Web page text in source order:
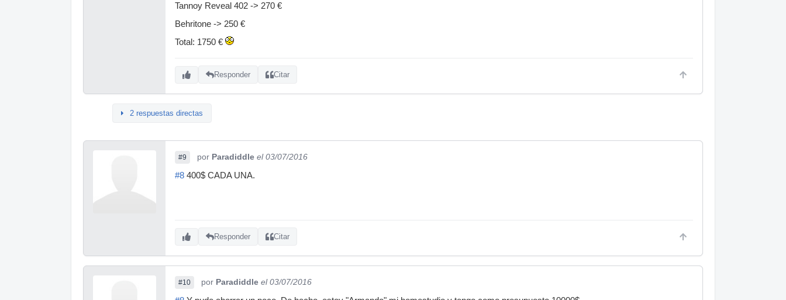
Tannoy Reveal 402 -> 270 €
Behritone -> 250 €
Total: 1750 €
Responder Citar
2 respuestas directas
#9 por Paradiddle el 03/07/2016
#8 400$ CADA UNA.
Responder Citar
#10 por Paradiddle el 03/07/2016